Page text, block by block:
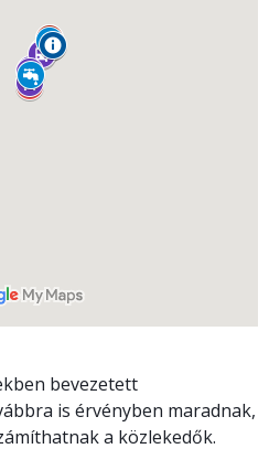
bevezetett
is érvényben maradnak,
a közlekedők.